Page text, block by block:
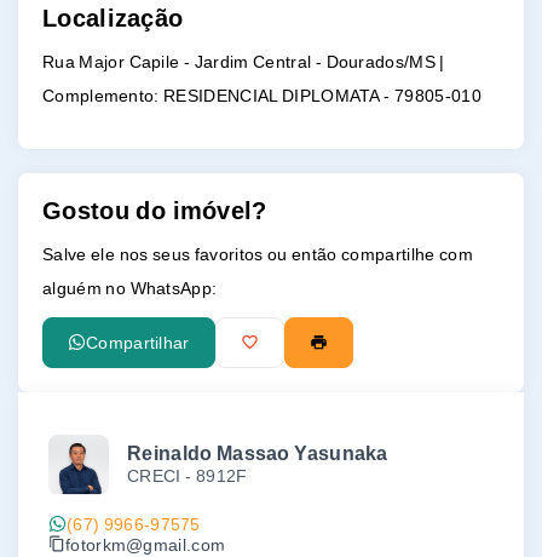
Localização
Rua Major Capile - Jardim Central - Dourados/MS |
Complemento: RESIDENCIAL DIPLOMATA - 79805-010
Gostou do imóvel?
Salve ele nos seus favoritos ou então compartilhe com
alguém no WhatsApp:
Compartilhar
Reinaldo Massao Yasunaka
CRECI - 8912F
(67) 9966-97575
fotorkm@gmail.com